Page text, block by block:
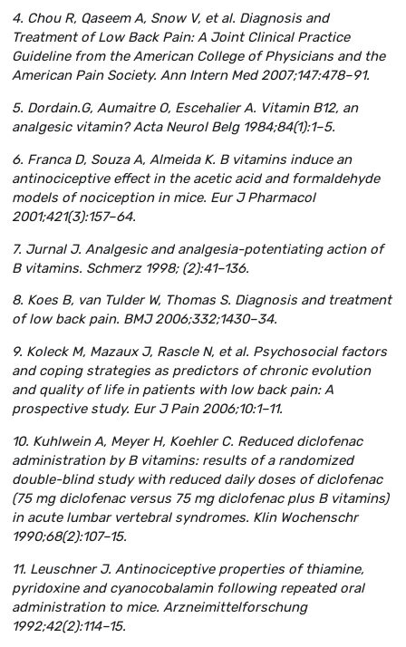
4. Chou R, Qaseem A, Snow V, et al. Diagnosis and
Treatment of Low Back Pain: A Joint Clinical Practice
Guideline from the American College of Physicians and the
American Pain Society. Ann Intern Med 2007;147:478–91.
5. Dordain.G, Aumaitre O, Escehalier A. Vitamin B12, an
analgesic vitamin? Acta Neurol Belg 1984;84(1):1–5.
6. Franca D, Souza A, Almeida K. B vitamins induce an
antinociceptive effect in the acetic acid and formaldehyde
models of nociception in mice. Eur J Pharmacol
2001;421(3):157–64.
7. Jurnal J. Analgesic and analgesia-potentiating action of
B vitamins. Schmerz 1998; (2):41–136.
8. Koes B, van Tulder W, Thomas S. Diagnosis and treatment
of low back pain. BMJ 2006;332;1430–34.
9. Koleck M, Mazaux J, Rascle N, et al. Psychosocial factors
and coping strategies as predictors of chronic evolution
and quality of life in patients with low back pain: A
prospective study. Eur J Pain 2006;10:1–11.
10. Kuhlwein A, Meyer H, Koehler C. Reduced diclofenac
administration by B vitamins: results of a randomized
double-blind study with reduced daily doses of diclofenac
(75 mg diclofenac versus 75 mg diclofenac plus B vitamins)
in acute lumbar vertebral syndromes. Klin Wochenschr
1990;68(2):107–15.
11. Leuschner J. Antinociceptive properties of thiamine,
pyridoxine and cyanocobalamin following repeated oral
administration to mice. Arzneimittelforschung
1992;42(2):114–15.